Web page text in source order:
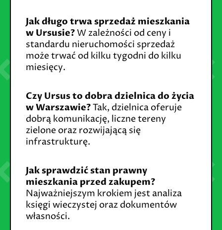
Jak długo trwa sprzedaż mieszkania
w Ursusie? W zależności od ceny i
standardu nieruchomości sprzedaż
może trwać od kilku tygodni do kilku
miesięcy.
Czy Ursus to dobra dzielnica do życia
w Warszawie?Tak, dzielnica oferuje
dobrą komunikację, liczne tereny
zielone oraz rozwijającą się
infrastrukturę.
Jak sprawdzić stan prawny
mieszkania przed zakupem?
Najważniejszym krokiem jest analiza
księgi wieczystej oraz dokumentów
własności.